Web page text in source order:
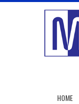
HOME